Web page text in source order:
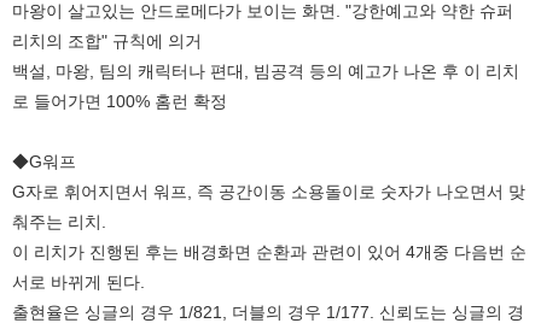
마왕이 살고있는 안드로메다가 보이는 화면. "강한예고와 약한 슈퍼
리치의 조합" 규칙에 의거
백설, 마왕, 팀의 캐릭터나 편대, 빔공격 등의 예고가 나온 후 이 리치
로 들어가면 100% 홈런 확정
◆G워프
G자로 휘어지면서 워프, 즉 공간이동 소용돌이로 숫자가 나오면서 맞
춰주는 리치.
이 리치가 진행된 후는 배경화면 순환과 관련이 있어 4개중 다음번 순
서로 바뀌게 된다.
출현율은 싱글의 경우 1/821, 더블의 경우 1/177. 신뢰도는 싱글의 경